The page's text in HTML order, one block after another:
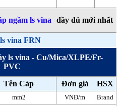
ngầm ls vina đầy đủ mới nhất
vina FRN
ls vina - Cu/Mica/XLPE/Fr-
PVC
Tên Cáp Đơn giá HSX
mm2 VNĐ/m Brand